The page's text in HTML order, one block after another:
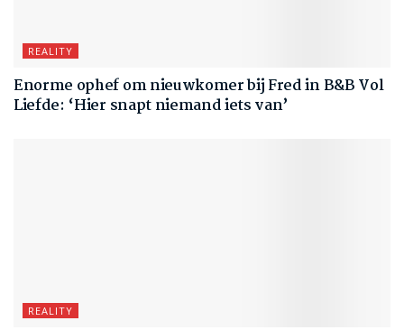
REALITY
Enorme ophef om nieuwkomer bij Fred in B&B Vol
Liefde: ‘Hier snapt niemand iets van’
REALITY